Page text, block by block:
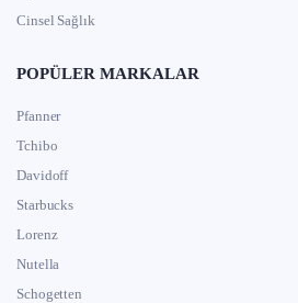
Cinsel Sağlık
POPÜLER MARKALAR
Pfanner
Tchibo
Davidoff
Starbucks
Lorenz
Nutella
Schogetten